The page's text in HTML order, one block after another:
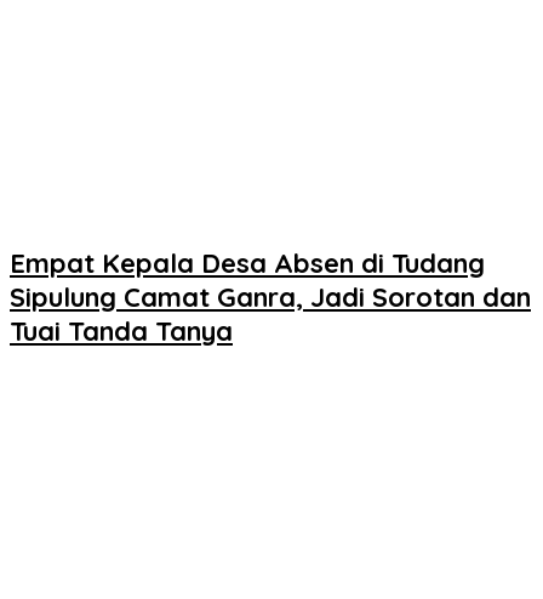
Empat Kepala Desa Absen di Tudang
Sipulung Camat Ganra, Jadi Sorotan dan
Tuai Tanda Tanya